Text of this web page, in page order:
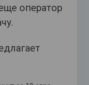
оператор